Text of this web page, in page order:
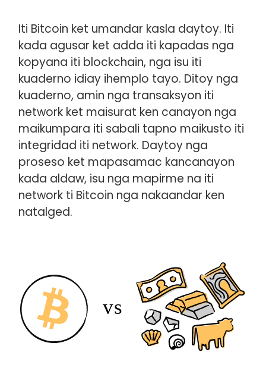
Iti Bitcoin ket umandar kasla daytoy. Iti
kada agusar ket adda iti kapadas nga
kopyana iti blockchain, nga isu iti
kuaderno idiay ihemplo tayo. Ditoy nga
kuaderno, amin nga transaksyon iti
network ket maisurat ken canayon nga
maikumpara iti sabali tapno maikusto iti
integridad iti network. Daytoy nga
proseso ket mapasamac kancanayon
kada aldaw, isu nga mapirme na iti
network ti Bitcoin nga nakaandar ken
natalged.